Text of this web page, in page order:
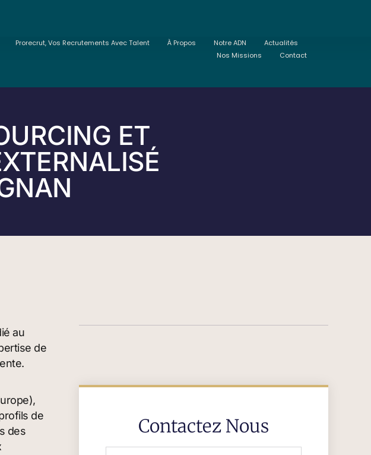
Prorecrut, Vos Recrutements Avec Talent À Propos Notre ADN
Actualités
Nos Missions
Contact
ET
au
de
de
des
Contactez Nous